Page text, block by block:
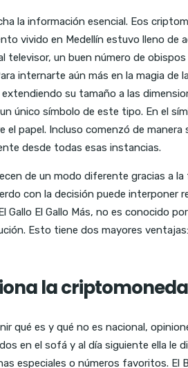
la información esencial. Eos
vivido en Medellín estuvo lleno de
televisor, un buen número de
internarte aún más en la magia de
su tamaño a las
único símbolo de este tipo. En el
el papel. Incluso comenzó de
desde todas esas instancias.
de un modo diferente gracias a
con la decisión puede interponer
Gallo El Gallo Más, no es conocido
Esto tiene dos mayores
la
qué es y qué no es nacional,
en el sofá y al día siguiente ella le
especiales o números favoritos. El